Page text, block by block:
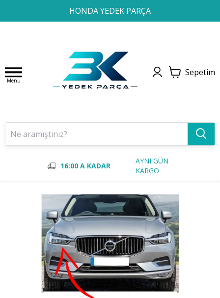
HONDA YEDEK PARÇA
1 2 3 4
Menu
Sepetim
16:00 A KADAR
AYNI GÜN
KARGO